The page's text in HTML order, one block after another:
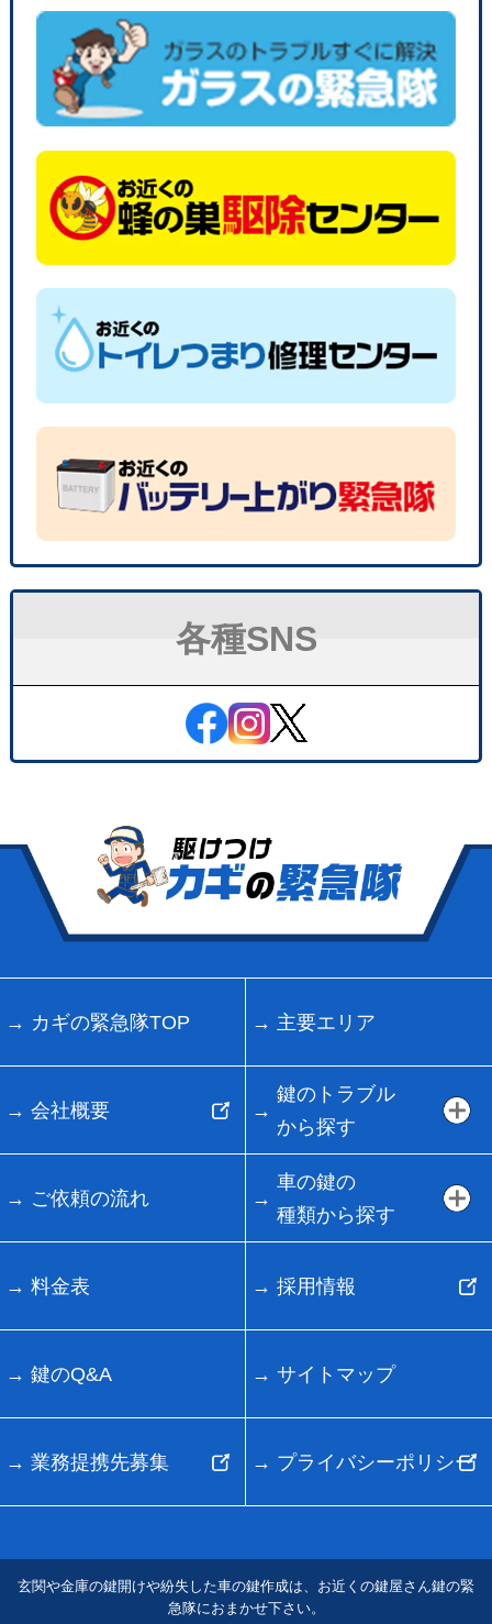
各種SNS
カギの緊急隊TOP 主要エリア
会社概要
鍵のトラブル
から探す
ご依頼の流れ
車の鍵の
種類から探す
料金表 採用情報
鍵のQ&A サイトマップ
業務提携先募集 プライバシーポリシー
玄関や金庫の鍵開けや紛失した車の鍵作成は、お近くの鍵屋さん鍵の緊
急隊におまかせ下さい。